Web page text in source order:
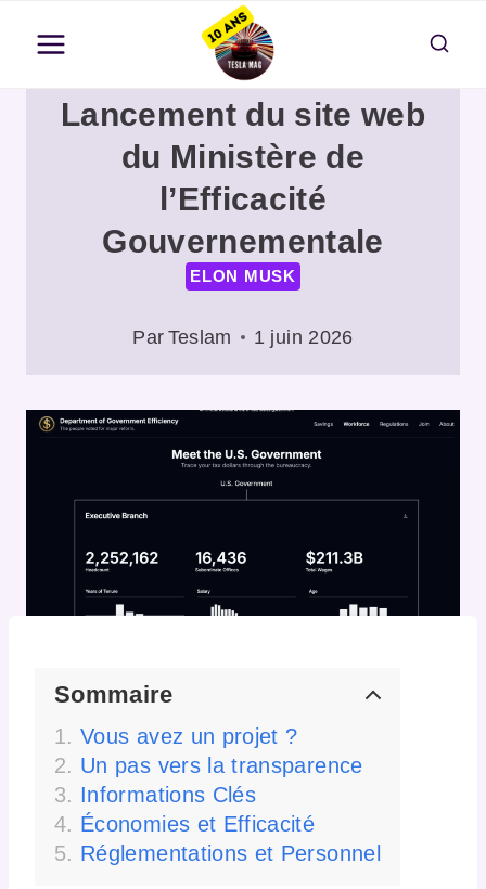
contenu
Lancement du site web
du Ministère de
l’Efficacité
Gouvernementale
ELON MUSK
Par Teslam 1 juin 2026
Sommaire
Vous avez un projet ?
Un pas vers la transparence
Informations Clés
Économies et Efficacité
Réglementations et Personnel